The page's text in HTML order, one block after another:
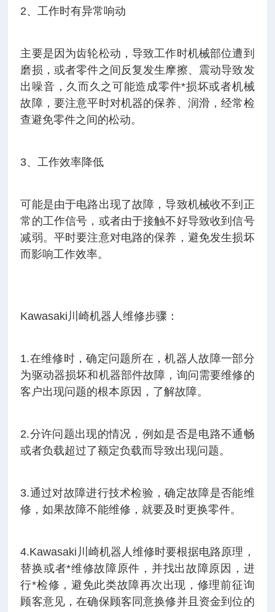
2、工作时有异常响动
主要是因为齿轮松动，导致工作时机械部位遭到
磨损，或者零件之间反复发生摩擦、震动导致发
出噪音，久而久之可能造成零件*损坏或者机械
故障，要注意平时对机器的保养、润滑，经常检
查避免零件之间的松动。
3、工作效率降低
可能是由于电路出现了故障，导致机械收不到正
常的工作信号，或者由于接触不好导致收到信号
减弱。平时要注意对电路的保养，避免发生损坏
而影响工作效率。
Kawasaki川崎机器人维修步骤：
1.在维修时，确定问题所在，机器人故障一部分
为驱动器损坏和机器部件故障，询问需要维修的
客户出现问题的根本原因，了解故障。
2.分许问题出现的情况，例如是否是电路不通畅
或者负载超过了额定负载而导致出现问题。
3.通过对故障进行技术检验，确定故障是否能维
修，如果故障不能维修，就要及时更换零件。
4.Kawasaki川崎机器人维修时要根据电路原理，
替换或者*维修故障原件，并找出故障原因，进
行*检修，避免此类故障再次出现，修理前征询
顾客意见，在确保顾客同意换修并且资金到位的